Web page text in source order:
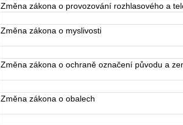
Změna zákona o provozování rozhlasového a
Změna zákona o myslivosti
Změna zákona o ochraně označení původu a
Změna zákona o obalech